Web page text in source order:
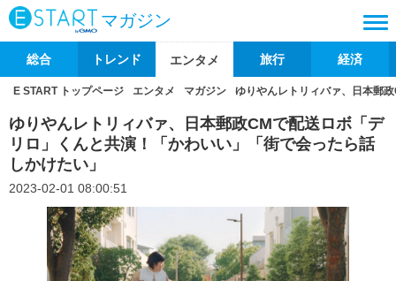
マガジン
総合 トレンド エンタメ 旅行 経済
E START トップページ エンタメ マガジン ゆりやんレトリィバァ、日本郵
ゆりやんレトリィバァ、日本郵政CMで配送ロボ「デ
リロ」くんと共演！「かわいい」「街で会ったら話
しかけたい」
2023-02-01 08:00:51